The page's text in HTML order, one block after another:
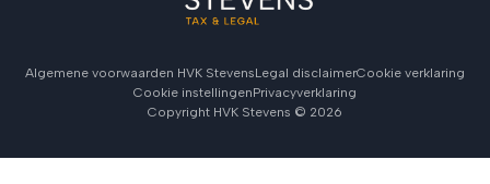
Algemene voorwaarden HVK StevensLegal disclaimerCookie verklaring
Cookie instellingenPrivacyverklaring
Copyright HVK Stevens © 2026